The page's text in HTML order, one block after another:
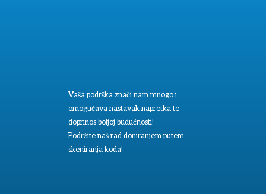
Vaša podrška znači nam mnogo i
omogućava nastavak napretka te
doprinos boljoj budućnosti!
Podržite naš rad doniranjem putem
skeniranja koda!